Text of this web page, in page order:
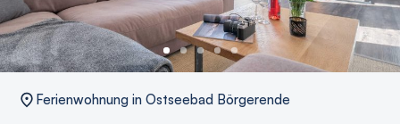
Ferienwohnung in Ostseebad Börgerende